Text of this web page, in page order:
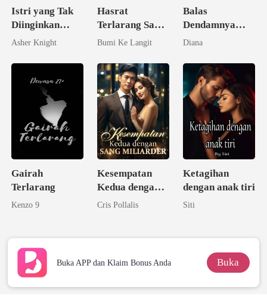
Istri yang Tak
Diinginkan
Ternyata
Triliuner
Asher Knight
Hasrat
Terlarang Sang
Ipar
Bumi Ke Langit
Balas
Dendamnya
Adalah
Diana
Gairah
Terlarang
Kenzo 9
Kesempatan
Kedua dengan
Sang Miliarder
Cris Pollalis
Ketagihan
dengan anak tiri
Siti
Buka APP dan Klaim Bonus Anda Buka